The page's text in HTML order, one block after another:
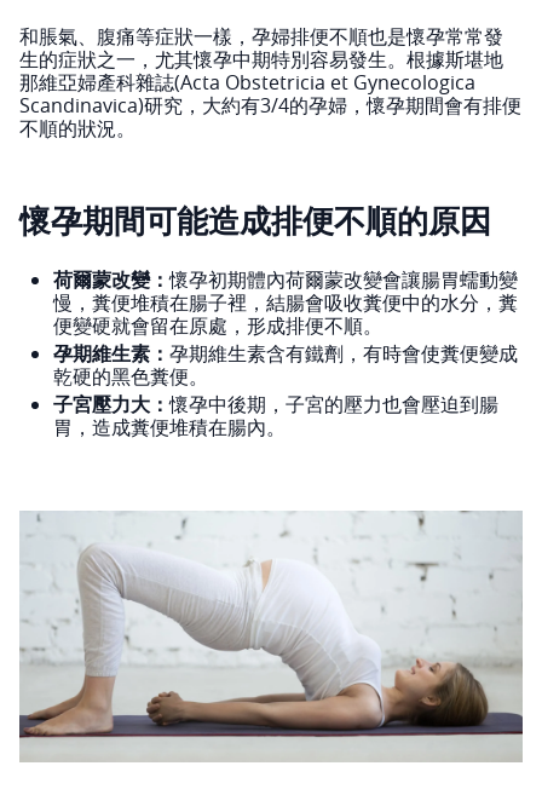
和脹氣、腹痛等症狀一樣，孕婦排便不順也是懷孕常常發
生的症狀之一，尤其懷孕中期特別容易發生。根據斯堪地
那維亞婦產科雜誌(Acta Obstetricia et Gynecologica
Scandinavica)研究，大約有3/4的孕婦，懷孕期間會有排便
不順的狀況。
懷孕期間可能造成排便不順的原因
荷爾蒙改變：懷孕初期體內荷爾蒙改變會讓腸胃蠕動變
慢，糞便堆積在腸子裡，結腸會吸收糞便中的水分，糞
便變硬就會留在原處，形成排便不順。
孕期維生素： 孕期維生素含有鐵劑，有時會使糞便變成
乾硬的黑色糞便。
子宮壓力大：懷孕中後期，子宮的壓力也會壓迫到腸
胃，造成糞便堆積在腸內。